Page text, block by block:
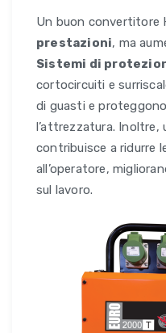
Un buon convertitore
prestazioni, ma
Sistemi di
cortocircuiti e
di guasti e
l’attrezzatura. Inoltre,
contribuisce a ridurre
all’operatore,
sul lavoro.